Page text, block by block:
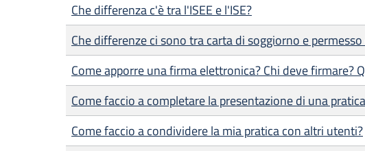
Che differenza c'è tra l'ISEE e l'ISE?
Che differenze ci sono tra carta di soggiorno e
Come apporre una firma elettronica? Chi deve firmare?
Come faccio a completare la presentazione di una
Come faccio a condividere la mia pratica con altri utenti?